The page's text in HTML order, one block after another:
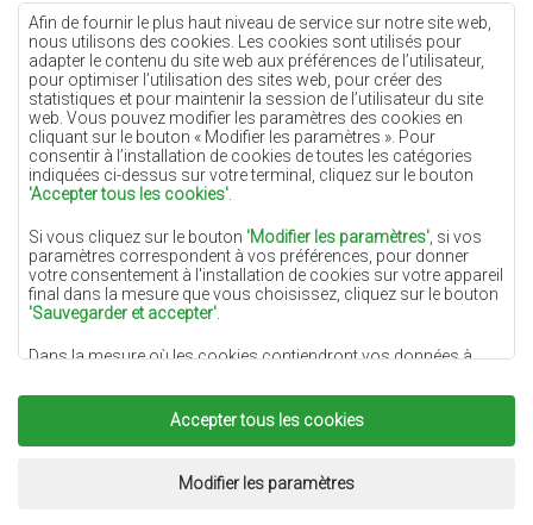
Afin de fournir le plus haut niveau de service sur notre site web,
nous utilisons des cookies. Les cookies sont utilisés pour
adapter le contenu du site web aux préférences de l’utilisateur,
pour optimiser l’utilisation des sites web, pour créer des
statistiques et pour maintenir la session de l’utilisateur du site
web. Vous pouvez modifier les paramètres des cookies en
cliquant sur le bouton « Modifier les paramètres ». Pour
consentir à l’installation de cookies de toutes les catégories
indiquées ci-dessus sur votre terminal, cliquez sur le bouton
'Accepter tous les cookies'
Si vous cliquez sur le bouton 'Modifier les paramètres' , si vos
paramètres correspondent à vos préférences, pour donner
votre consentement à l'installation de cookies sur votre appareil
final dans la mesure que vous choisissez, cliquez sur le bouton
'Sauvegarder et accepter'
Dans la mesure où les cookies contiendront vos données à
du responsable du traitement des données (DYWANYCHEMEX)
ou de tiers sous la forme de la fourniture de services de haute
qualité sur notre site Web et des activités de marketing du
responsable du traitement des données et de ses Partenaires de
Accepter tous les cookies
Modifier les paramètres
Tapis crème
Tapis lilas
Tapis jaunes
Tapis menthe
Tapis bleus
Tapis oranges
Tapis gris
Tapis terre cuite
Tapis dorés
Réalisation:www.dimax.pl